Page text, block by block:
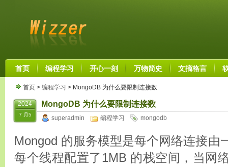
首页 编程学习 开心一刻 万物简史 文摘格言
首页 > 编程学习 > MongoDB 为什么要限制连接数
2024
7 月5
MongoDB 为什么要限制连接数
superadmin 编程学习 mongodb
Mongod 的服务模型是每个网络连接由
每个线程配置了1MB 的栈空间，当网